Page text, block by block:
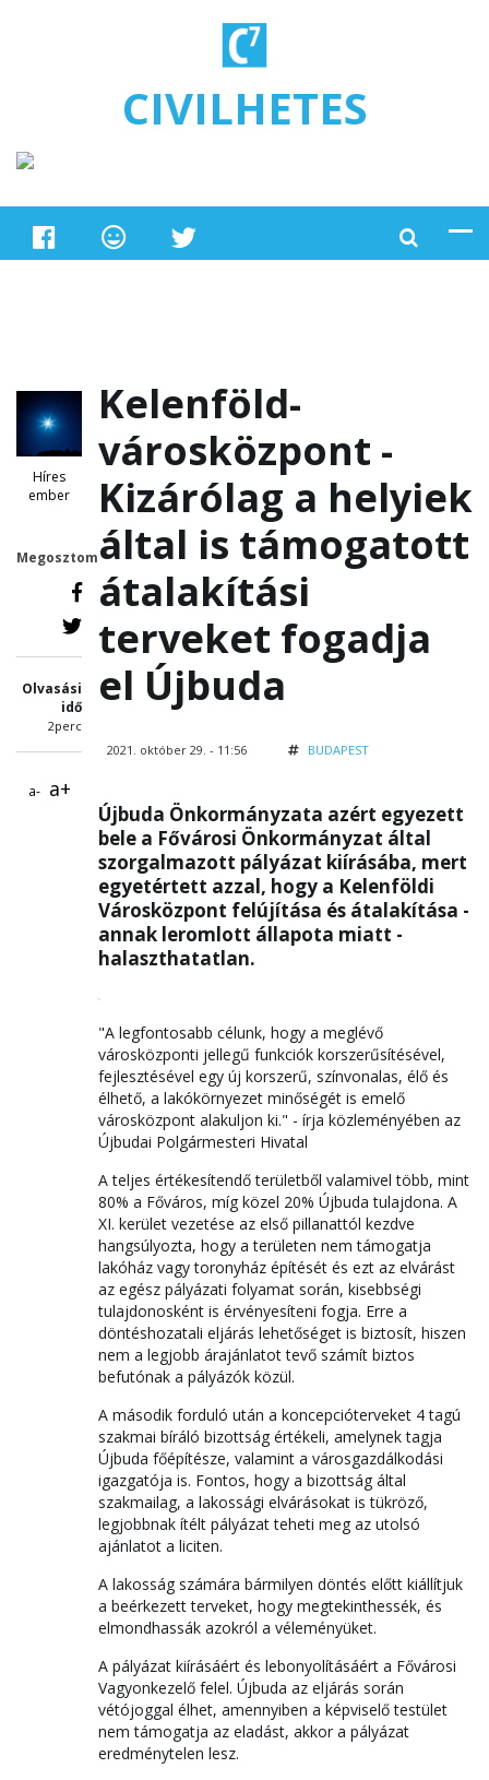
CIVILHETES
Híres
ember
Megosztom
Olvasási
idő
2perc
a- a+
Kelenföld-
városközpont -
Kizárólag a helyiek
által is támogatott
átalakítási
terveket fogadja
el Újbuda
2021. október 29. - 11:56 BUDAPEST
Újbuda Önkormányzata azért egyezett
bele a Fővárosi Önkormányzat által
szorgalmazott pályázat kiírásába, mert
egyetértett azzal, hogy a Kelenföldi
Városközpont felújítása és átalakítása -
annak leromlott állapota miatt -
halaszthatatlan.
"A legfontosabb célunk, hogy a meglévő
városközponti jellegű funkciók korszerűsítésével,
fejlesztésével egy új korszerű, színvonalas, élő és
élhető, a lakókörnyezet minőségét is emelő
városközpont alakuljon ki." - írja közleményében az
Újbudai Polgármesteri Hivatal
A teljes értékesítendő területből valamivel több, mint
80% a Főváros, míg közel 20% Újbuda tulajdona. A
XI. kerület vezetése az első pillanattól kezdve
hangsúlyozta, hogy a területen nem támogatja
lakóház vagy toronyház építését és ezt az elvárást
az egész pályázati folyamat során, kisebbségi
tulajdonosként is érvényesíteni fogja. Erre a
döntéshozatali eljárás lehetőséget is biztosít, hiszen
nem a legjobb árajánlatot tevő számít biztos
befutónak a pályázók közül.
A második forduló után a koncepcióterveket 4 tagú
szakmai bíráló bizottság értékeli, amelynek tagja
Újbuda főépítésze, valamint a városgazdálkodási
igazgatója is. Fontos, hogy a bizottság által
szakmailag, a lakossági elvárásokat is tükröző,
legjobbnak ítélt pályázat teheti meg az utolsó
ajánlatot a liciten.
A lakosság számára bármilyen döntés előtt kiállítjuk
a beérkezett terveket, hogy megtekinthessék, és
elmondhassák azokról a véleményüket.
A pályázat kiírásáért és lebonyolításáért a Fővárosi
Vagyonkezelő felel. Újbuda az eljárás során
vétójoggal élhet, amennyiben a képviselő testület
nem támogatja az eladást, akkor a pályázat
eredménytelen lesz.